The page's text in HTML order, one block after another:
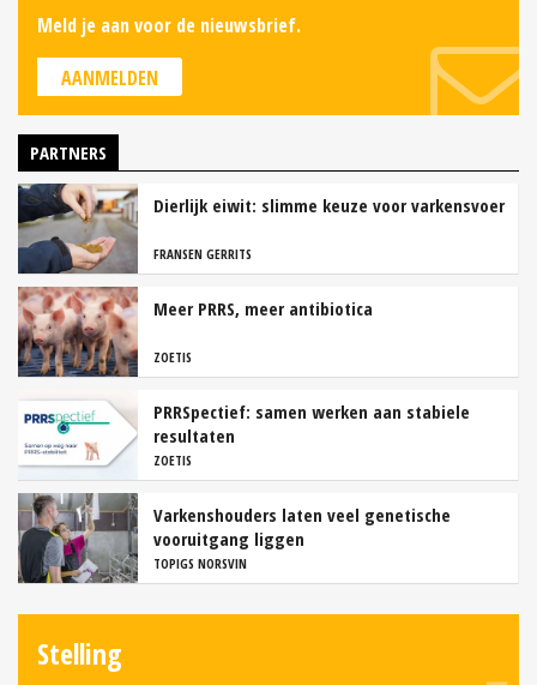
Meld je aan voor de nieuwsbrief.
AANMELDEN
PARTNERS
Dierlijk eiwit: slimme keuze voor varkensvoer
FRANSEN GERRITS
Meer PRRS, meer antibiotica
ZOETIS
PRRSpectief: samen werken aan stabiele
resultaten
ZOETIS
Varkenshouders laten veel genetische
vooruitgang liggen
TOPIGS NORSVIN
Stelling